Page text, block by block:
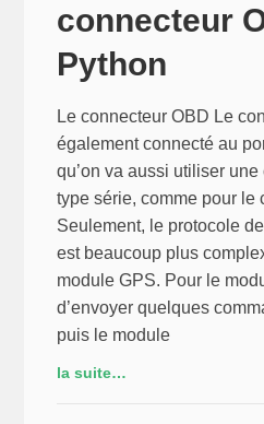
connecteur
Python
Le connecteur OBD Le
également connecté au
qu’on va aussi utiliser
type série, comme pour le
Seulement, le protocole
est beaucoup plus
module GPS. Pour le
d’envoyer quelques
puis le module
la suite…